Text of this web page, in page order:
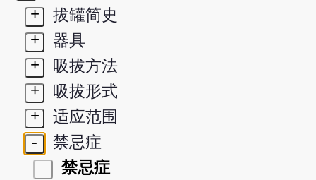
+
拔罐简史
+
器具
+
吸拔方法
+
吸拔形式
+
适应范围
-
禁忌症
禁忌症